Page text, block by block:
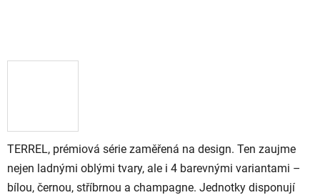
TERREL, prémiová série zaměřená na design. Ten zaujme
nejen ladnými oblými tvary, ale i 4 barevnými variantami –
bílou, černou, stříbrnou a champagne. Jednotky disponují